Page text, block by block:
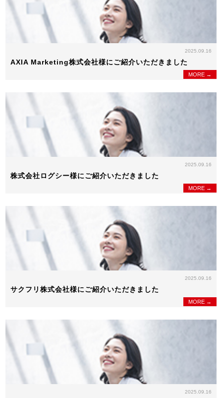
2025.09.16
AXIA Marketing株式会社様にご紹介いただきました
MORE →
2025.09.16
株式会社ログシー様にご紹介いただきました
MORE →
2025.09.16
サクフリ株式会社様にご紹介いただきました
MORE →
2025.09.16